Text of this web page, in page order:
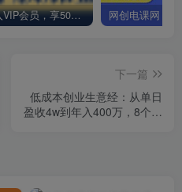
加入VIP会员，享50%的推广提成，免费学习多种网上创业课程，菜鸟秒变大神！
下一篇
低成本创业生意经：从单日
盈收4w到年入400万，8个点